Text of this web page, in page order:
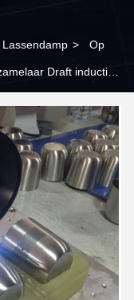
Lassendamp > Op
Draft inductie